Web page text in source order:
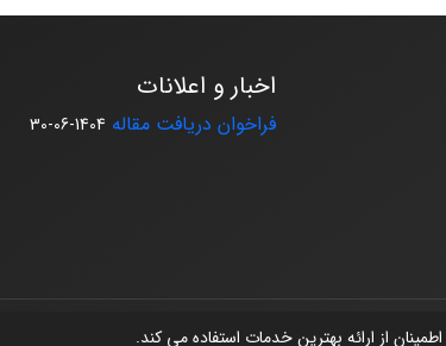
از ارائه بهترین خدمات استفاده می کند.
اخبار و اعلانات
فراخوان دریافت مقاله 1404-06-30
طراحی و پیاده سازی ازسیناوب